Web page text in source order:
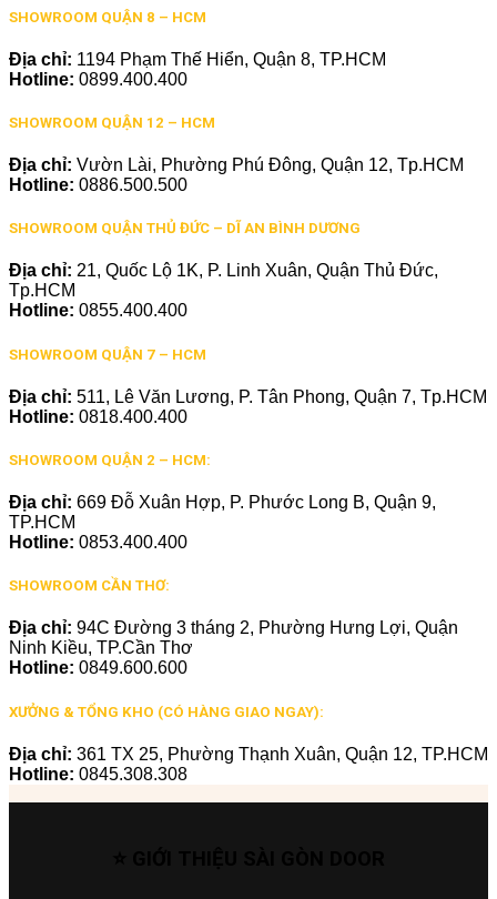
SHOWROOM QUẬN 8 – HCM
Địa chỉ: 1194 Phạm Thế Hiển, Quận 8, TP.HCM
Hotline: 0899.400.400
SHOWROOM QUẬN 12 – HCM
Địa chỉ: Vườn Lài, Phường Phú Đông, Quận 12, Tp.HCM
Hotline: 0886.500.500
SHOWROOM QUẬN THỦ ĐỨC – DĨ AN BÌNH DƯƠNG
Địa chỉ: 21, Quốc Lộ 1K, P. Linh Xuân, Quận Thủ Đức,
Tp.HCM
Hotline: 0855.400.400
SHOWROOM QUẬN 7 – HCM
Địa chỉ: 511, Lê Văn Lương, P. Tân Phong, Quận 7, Tp.HCM
Hotline: 0818.400.400
SHOWROOM QUẬN 2 – HCM:
Địa chỉ: 669 Đỗ Xuân Hợp, P. Phước Long B, Quận 9,
TP.HCM
Hotline: 0853.400.400
SHOWROOM CẦN THƠ:
Địa chỉ: 94C Đường 3 tháng 2, Phường Hưng Lợi, Quận
Ninh Kiều, TP.Cần Thơ
Hotline: 0849.600.600
XƯỞNG & TỔNG KHO (CÓ HÀNG GIAO NGAY):
Địa chỉ: 361 TX 25, Phường Thạnh Xuân, Quận 12, TP.HCM
Hotline: 0845.308.308